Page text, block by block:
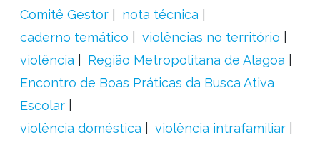
Comitê Gestor
nota técnica
caderno temático
violências no território
violência
Região Metropolitana de Alagoa
Encontro de Boas Práticas da Busca Ativa
Escolar
violência doméstica
violência intrafamiliar